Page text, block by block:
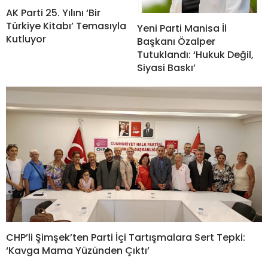
AK Parti 25. Yılını ‘Bir
Türkiye Kitabı’ Temasıyla
Kutluyor
Yeni Parti Manisa İl
Başkanı Özalper
Tutuklandı: ‘Hukuk Değil,
Siyasi Baskı’
CHP’li Şimşek’ten Parti İçi Tartışmalara Sert Tepki:
‘Kavga Mama Yüzünden Çıktı’